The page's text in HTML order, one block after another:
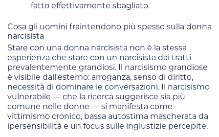
fatto effettivamente sbagliato.
Cosa gli uomini fraintendono più spesso sulla donna
narcisista
Stare con una donna narcisista non è la stessa
esperienza che stare con un narcisista dai tratti
prevalentemente grandiosi. Il narcisismo grandiose
è visibile dall’esterno: arroganza, senso di diritto,
necessità di dominare le conversazioni. Il narcisismo
vulnerabile — che la ricerca suggerisce sia più
comune nelle donne — si manifesta come
vittimismo cronico, bassa autostima mascherata da
ipersensibilità e un focus sulle ingiustizie percepite.